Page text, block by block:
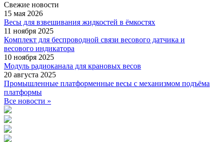
Свежие новости
15 мая 2026
Весы для взвешивания жидкостей в ёмкостях
11 ноября 2025
Комплект для беспроводной связи весового датчика и
весового индикатора
10 ноября 2025
Модуль радиоканала для крановых весов
20 августа 2025
Промышленные платформенные весы с механизмом подъёма
платформы
Все новости »